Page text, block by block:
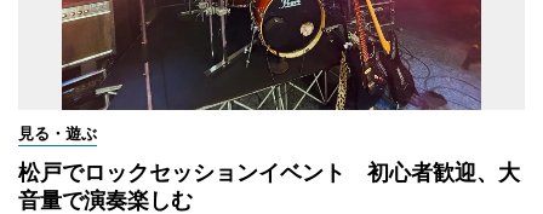
見る・遊ぶ
松戸でロックセッションイベント 初心者歓迎、大
音量で演奏楽しむ